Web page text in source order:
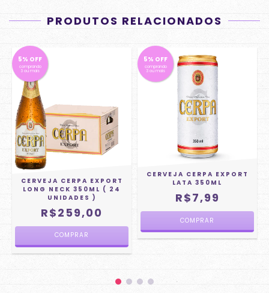
PRODUTOS RELACIONADOS
5% OFF
comprando
3 ou mais
CERVEJA CERPA EXPORT
LONG NECK 350ML ( 24
UNIDADES )
R$259,00
5% OFF
comprando
3 ou mais
CERVEJA CERPA EXPORT
LATA 350ML
R$7,99